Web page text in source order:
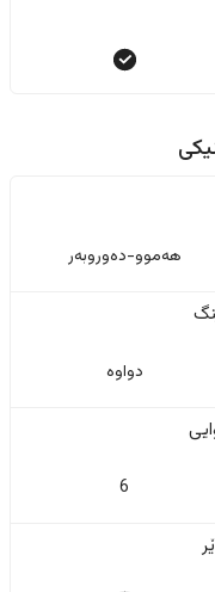
هەموو-دەوروبەر
دواوە
6